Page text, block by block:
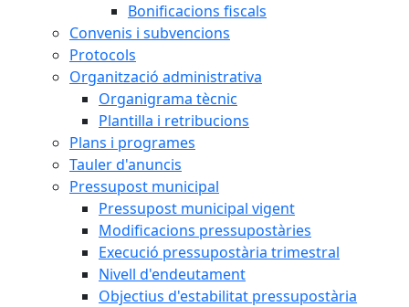
Bonificacions fiscals
Convenis i subvencions
Protocols
Organització administrativa
Organigrama tècnic
Plantilla i retribucions
Plans i programes
Tauler d'anuncis
Pressupost municipal
Pressupost municipal vigent
Modificacions pressupostàries
Execució pressupostària trimestral
Nivell d'endeutament
Objectius d'estabilitat pressupostària